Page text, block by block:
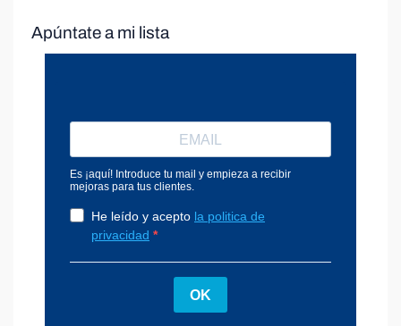
Apúntate a mi lista